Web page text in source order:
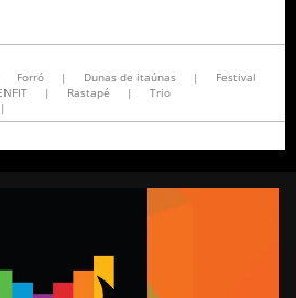
Forró | Dunas de itaúnas |
Festival
| Rastapé |
Trio
|